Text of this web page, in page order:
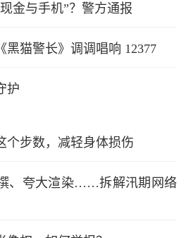
金与手机”？警方通报
黑猫警长》调调唱响 12377
护
个步数，减轻身体损伤
、夸大渲染……拆解汛期网络